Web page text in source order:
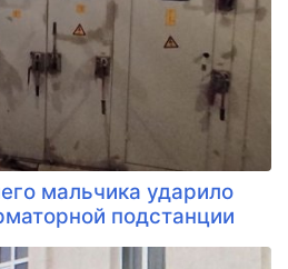
мальчика ударило
подстанции